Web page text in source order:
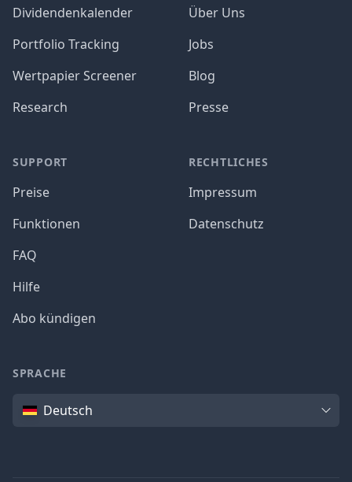
Dividendenkalender
Portfolio Tracking
Wertpapier Screener
Research
SUPPORT
Preise
Funktionen
FAQ
Hilfe
Abo kündigen
Über Uns
Jobs
Blog
Presse
RECHTLICHES
Impressum
Datenschutz
SPRACHE
SpracheDeutsch